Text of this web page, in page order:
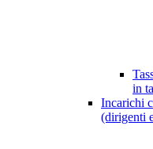
in
Incarichi
(dirigenti